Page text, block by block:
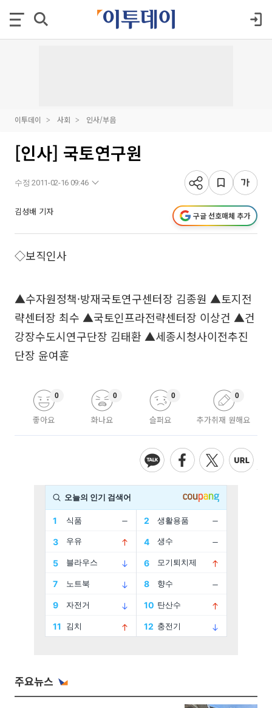
이투데이 사회 인사/부음
[인사] 국토연구원
수정 2011-02-16 09:46
김성배 기자 구글 선호매체 추가
◇보직인사
▲수자원정책·방재국토연구센터장 김종원 ▲토지전
략센터장 최수 ▲국토인프라전략센터장 이상건 ▲건
강장수도시연구단장 김태환 ▲세종시청사이전추진
단장 윤여훈
좋아요
0
화나요
0
슬퍼요
0
추가취재 원해요
0
주요뉴스